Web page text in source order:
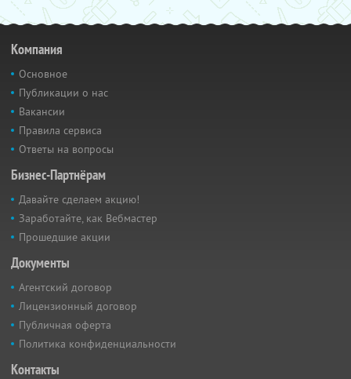
Компания
Основное
Публикации о нас
Вакансии
Правила сервиса
Ответы на вопросы
Бизнес-Партнёрам
Давайте сделаем акцию!
Заработайте, как Вебмастер
Прошедшие акции
Документы
Агентский договор
Лицензионный договор
Публичная оферта
Политика конфиденциальности
Контакты